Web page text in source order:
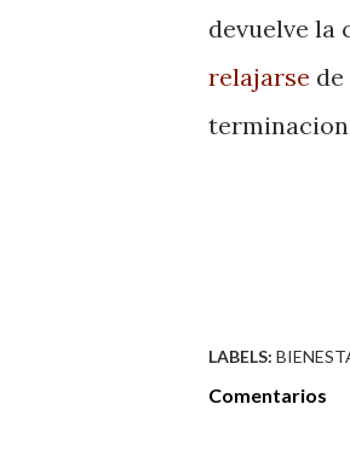
devuelve la
relajarse
LABELS:
Comentarios